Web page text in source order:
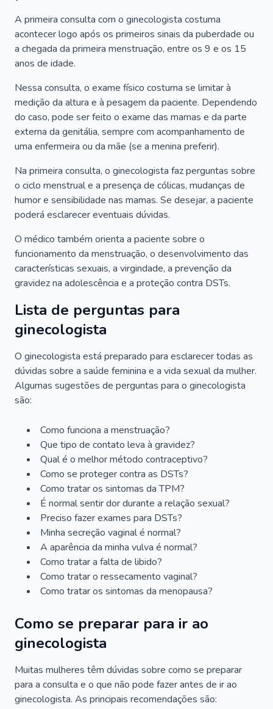
A primeira consulta com o ginecologista costuma
acontecer logo após os primeiros sinais da puberdade ou
a chegada da primeira menstruação, entre os 9 e os 15
anos de idade.
Nessa consulta, o exame físico costuma se limitar à
medição da altura e à pesagem da paciente. Dependendo
do caso, pode ser feito o exame das mamas e da parte
externa da genitália, sempre com acompanhamento de
uma enfermeira ou da mãe (se a menina preferir).
Na primeira consulta, o ginecologista faz perguntas sobre
o ciclo menstrual e a presença de cólicas, mudanças de
humor e sensibilidade nas mamas. Se desejar, a paciente
poderá esclarecer eventuais dúvidas.
O médico também orienta a paciente sobre o
funcionamento da menstruação, o desenvolvimento das
características sexuais, a virgindade, a prevenção da
gravidez na adolescência e a proteção contra DSTs.
Lista de perguntas para
ginecologista
O ginecologista está preparado para esclarecer todas as
dúvidas sobre a saúde feminina e a vida sexual da mulher.
Algumas sugestões de perguntas para o ginecologista
são:
Como funciona a menstruação?
Que tipo de contato leva à gravidez?
Qual é o melhor método contraceptivo?
Como se proteger contra as DSTs?
Como tratar os sintomas da TPM?
É normal sentir dor durante a relação sexual?
Preciso fazer exames para DSTs?
Minha secreção vaginal é normal?
A aparência da minha vulva é normal?
Como tratar a falta de libido?
Como tratar o ressecamento vaginal?
Como tratar os sintomas da menopausa?
Como se preparar para ir ao
ginecologista
Muitas mulheres têm dúvidas sobre como se preparar
para a consulta e o que não pode fazer antes de ir ao
ginecologista. As principais recomendações são: